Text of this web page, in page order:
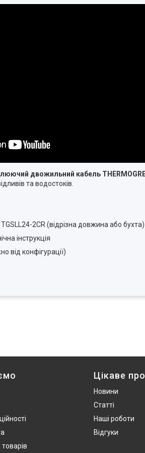
двожильний кабель
та водостоків.
2CR (відрізна довжина або бухта)
інструкція
від конфігурації)
Цікаве
Новини
Статті
Наші роботи
Відгуки